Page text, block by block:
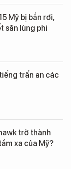
Mỹ bị bắn rơi,
săn lùng phi
trấn an các
trở thành
xa của Mỹ?